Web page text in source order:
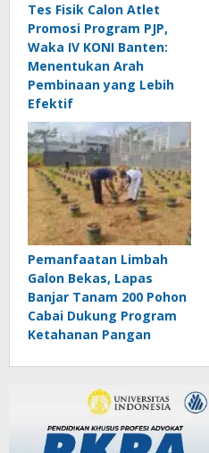
Tes Fisik Calon Atlet
Promosi Program PJP,
Waka IV KONI Banten:
Menentukan Arah
Pembinaan yang Lebih
Efektif
Pemanfaatan Limbah
Galon Bekas, Lapas
Banjar Tanam 200 Pohon
Cabai Dukung Program
Ketahanan Pangan